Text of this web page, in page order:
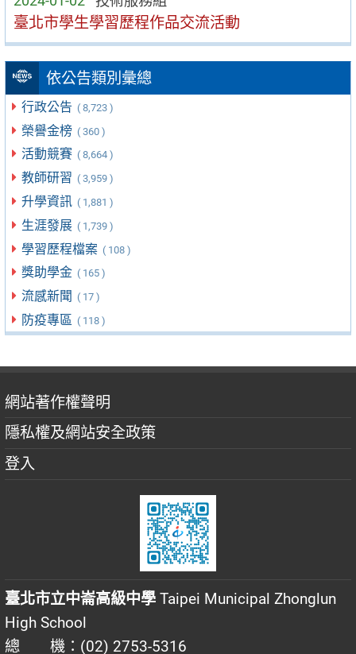
臺北市學生學習歷程作品交流活動
依公告類別彙總
行政公告 ( 8,723 )
榮譽金榜 ( 360 )
活動競賽 ( 8,664 )
教師研習 ( 3,959 )
升學資訊 ( 1,881 )
生涯發展 ( 1,739 )
學習歷程檔案 ( 108 )
獎助學金 ( 165 )
流感新聞 ( 17 )
防疫專區 ( 118 )
網站著作權聲明
隱私權及網站安全政策
登入
臺北市立中崙高級中學 Taipei Municipal Zhonglun
High School
總 機：(02) 2753-5316